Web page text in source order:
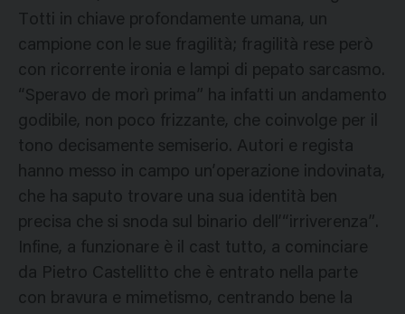
Totti in chiave profondamente umana, un
campione con le sue fragilità; fragilità rese però
con ricorrente ironia e lampi di pepato sarcasmo.
“Speravo de morì prima” ha infatti un andamento
godibile, non poco frizzante, che coinvolge per il
tono decisamente semiserio. Autori e regista
hanno messo in campo un’operazione indovinata,
che ha saputo trovare una sua identità ben
precisa che si snoda sul binario dell’“irriverenza”.
Infine, a funzionare è il cast tutto, a cominciare
da Pietro Castellitto che è entrato nella parte
con bravura e mimetismo, centrando bene la